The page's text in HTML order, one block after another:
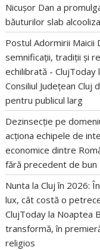
Nicușor Dan a
băuturilor slab
Postul Adormirii Maicii
semnificații, tradiții și
echilibrată - ClujToday
Consiliul Județean
pentru publicul larg
Dezinsecție pe
acționa echipele de
economice dintre
fără precedent de bun
Nunta la Cluj în 2026:
lux, cât costă o
ClujToday la Noaptea
transformă, în
religios